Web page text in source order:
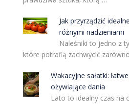
Jak przyrządzić
różnymi nadzieniami
Naleśniki to jedno z
które potrafią zachwycić
Wakacyjne sałatki:
ożywiające dania
Lato to idealny czas na